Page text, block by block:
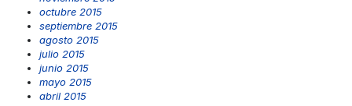
octubre 2015
septiembre 2015
agosto 2015
julio 2015
junio 2015
mayo 2015
abril 2015